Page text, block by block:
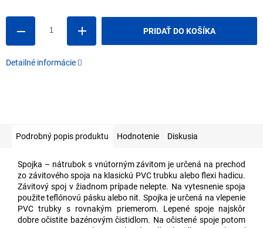
PRIDAŤ DO KOŠÍKA
Detailné informácie
Podrobný popis produktu Hodnotenie Diskusia
Spojka – nátrubok s vnútorným závitom je určená na prechod
zo závitového spoja na klasickú PVC trubku alebo flexi hadicu.
Závitový spoj v žiadnom prípade nelepte. Na vytesnenie spoja
použite teflónovú pásku alebo nit. Spojka je určená na vlepenie
PVC trubky s rovnakým priemerom. Lepené spoje najskôr
dobre očistite bazénovým čistidlom. Na očistené spoje potom